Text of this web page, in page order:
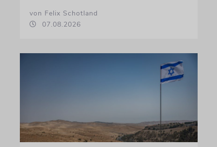
von Felix Schotland
07.08.2026